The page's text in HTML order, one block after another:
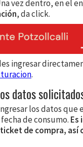
vez dentro, en el
, da click.
ingresar
.
datos
los datos
de consumo. Es
de compra, así